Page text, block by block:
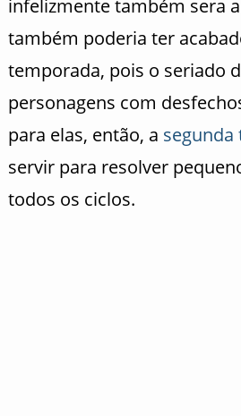
infelizmente também sera
também poderia ter
temporada, pois o seriado
personagens com
para elas, então, a
servir para resolver
todos os ciclos.